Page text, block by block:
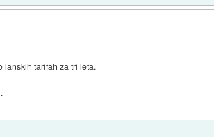
lanskih tarifah za tri leta.